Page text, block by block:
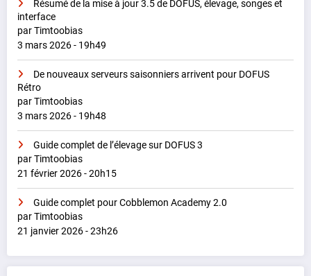
Résumé de la mise à jour 3.5 de DOFUS, élevage, songes et
interface
par Timtoobias
3 mars 2026 - 19h49
De nouveaux serveurs saisonniers arrivent pour DOFUS
Rétro
par Timtoobias
3 mars 2026 - 19h48
Guide complet de l’élevage sur DOFUS 3
par Timtoobias
21 février 2026 - 20h15
Guide complet pour Cobblemon Academy 2.0
par Timtoobias
21 janvier 2026 - 23h26